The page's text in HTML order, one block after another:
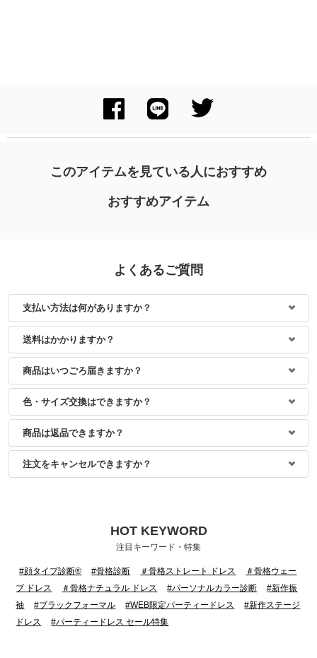
このアイテムを見ている人におすすめ
おすすめアイテム
よくあるご質問
支払い方法は何がありますか？
送料はかかりますか？
商品はいつごろ届きますか？
色・サイズ交換はできますか？
商品は返品できますか？
注文をキャンセルできますか？
HOT KEYWORD
注目キーワード・特集
#顔タイプ診断® #骨格診断 ＃骨格ストレート ドレス
＃骨格ウェー
ブ ドレス
＃骨格ナチュラル ドレス #パーソナルカラー診断
#新作振
袖
#ブラックフォーマル #WEB限定パーティードレス
#新作ステージ
ドレス
#パーティードレス セール特集